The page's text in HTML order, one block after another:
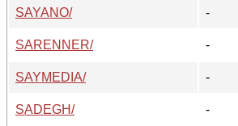
SAYANO/
-
SARENNER/
-
SAYMEDIA/
-
SADEGH/
-